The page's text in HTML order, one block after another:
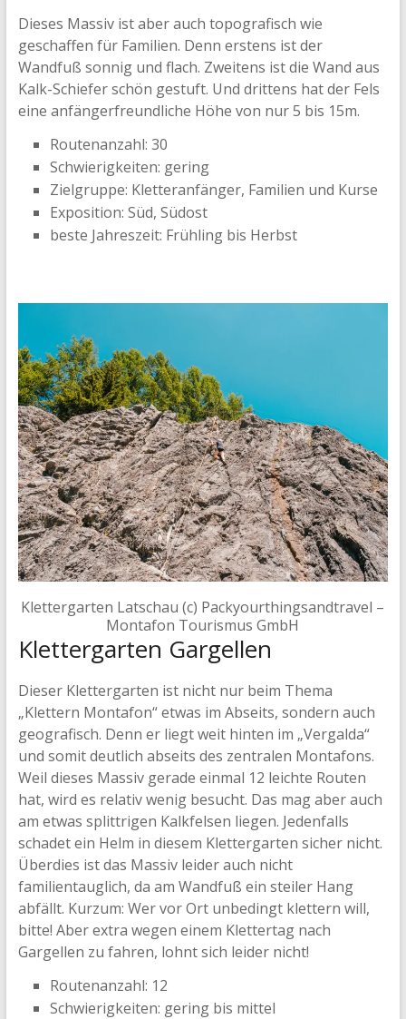
Dieses Massiv ist aber auch topografisch wie
geschaffen für Familien. Denn erstens ist der
Wandfuß sonnig und flach. Zweitens ist die Wand aus
Kalk-Schiefer schön gestuft. Und drittens hat der Fels
eine anfängerfreundliche Höhe von nur 5 bis 15m.
Routenanzahl: 30
Schwierigkeiten: gering
Zielgruppe: Kletteranfänger, Familien und Kurse
Exposition: Süd, Südost
beste Jahreszeit: Frühling bis Herbst
Klettergarten Latschau (c) Packyourthingsandtravel –
Montafon Tourismus GmbH
Klettergarten Gargellen
Dieser Klettergarten ist nicht nur beim Thema
„Klettern Montafon“ etwas im Abseits, sondern auch
geografisch. Denn er liegt weit hinten im „Vergalda“
und somit deutlich abseits des zentralen Montafons.
Weil dieses Massiv gerade einmal 12 leichte Routen
hat, wird es relativ wenig besucht. Das mag aber auch
am etwas splittrigen Kalkfelsen liegen. Jedenfalls
schadet ein Helm in diesem Klettergarten sicher nicht.
Überdies ist das Massiv leider auch nicht
familientauglich, da am Wandfuß ein steiler Hang
abfällt. Kurzum: Wer vor Ort unbedingt klettern will,
bitte! Aber extra wegen einem Klettertag nach
Gargellen zu fahren, lohnt sich leider nicht!
Routenanzahl: 12
Schwierigkeiten: gering bis mittel